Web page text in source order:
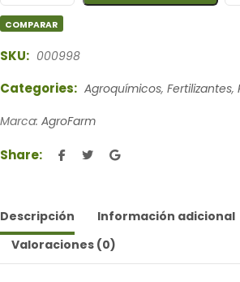
COMPARAR
SKU: 000998
Categories: Agroquímicos, Fertilizantes,
Marca: AgroFarm
Share:
Descripción
Información adicional
Valoraciones (0)